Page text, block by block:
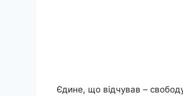
Єдине, що відчував –